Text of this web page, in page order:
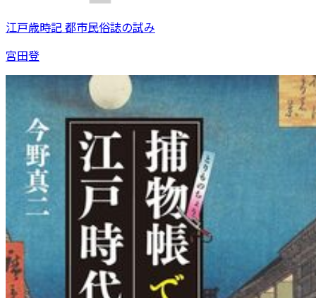
江戸歳時記 都市民俗誌の試み
宮田登